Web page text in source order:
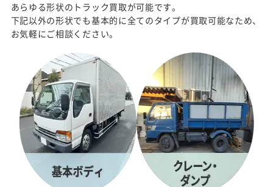
あらゆる形状のトラック買取が可能です。
下記以外の形状でも基本的に全てのタイプが買取可能なため、
お気軽にご相談ください。